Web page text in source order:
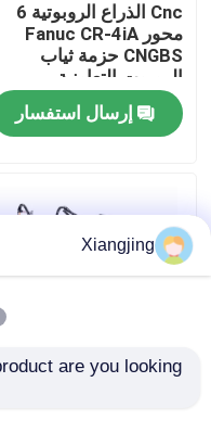
معلومات عنا
جولة في المعمل
اتصل بنا
اطلب اقتباس
Cnc الذراع الروبوتية 6
محور Fanuc CR-4iA
CNGBS حزمة ثياب
الروبوت التعاونية
الروبوت لحام
إرسال استفسار
Xiangjing
are you looking